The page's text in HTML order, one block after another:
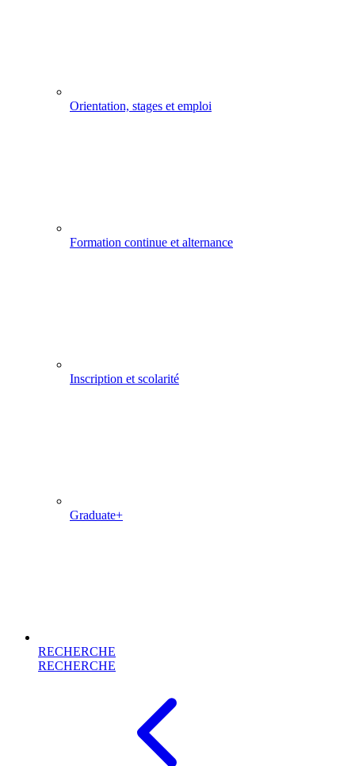
Orientation, stages et emploi
Formation continue et alternance
Inscription et scolarité
Graduate+
RECHERCHE
RECHERCHE